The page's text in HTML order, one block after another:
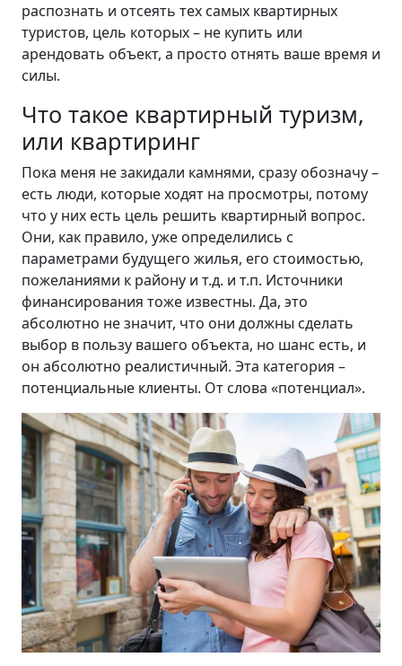
распознать и отсеять тех самых квартирных
туристов, цель которых – не купить или
арендовать объект, а просто отнять ваше время и
силы.
Что такое квартирный туризм,
или квартиринг
Пока меня не закидали камнями, сразу обозначу –
есть люди, которые ходят на просмотры, потому
что у них есть цель решить квартирный вопрос.
Они, как правило, уже определились с
параметрами будущего жилья, его стоимостью,
пожеланиями к району и т.д. и т.п. Источники
финансирования тоже известны. Да, это
абсолютно не значит, что они должны сделать
выбор в пользу вашего объекта, но шанс есть, и
он абсолютно реалистичный. Эта категория –
потенциальные клиенты. От слова «потенциал».